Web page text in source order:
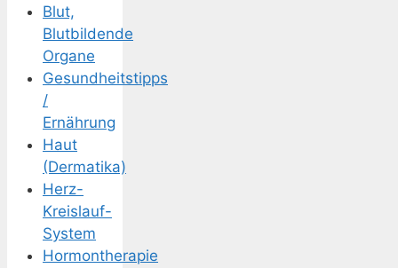
Blut,
Blutbildende
Organe
Gesundheitstipps
/
Ernährung
Haut
(Dermatika)
Herz-
Kreislauf-
System
Hormontherapie